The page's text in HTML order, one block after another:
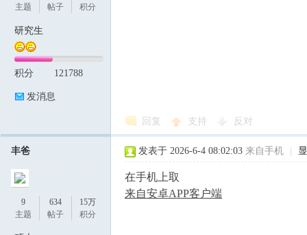
主题
帖子
积分
研究生
积分 121788
发消息
回复 支持 反对
丰爸
9
主题
634
帖子
15万
积分
发表于 2026-6-4 08:02:03 来自手机
在手机上取
来自安卓APP客户端